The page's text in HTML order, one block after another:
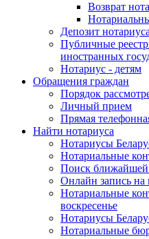
Возврат
Депозит нотариуса
Публичные
иностранных
Нотариус - детям
Обращения граждан
Порядок
Личный прием
Прямая
Найти нотариуса
Нотариусы
Нотариальные
Поиск ближайшей
Онлайн запись на
Нотариальные
воскресенье
Нотариусы
Нотариальные